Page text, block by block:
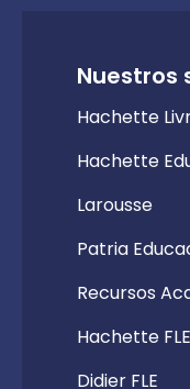
Nuestros
Hachette
Hachette
Larousse
Patria
Recursos
Hachette FLE
Didier FLE